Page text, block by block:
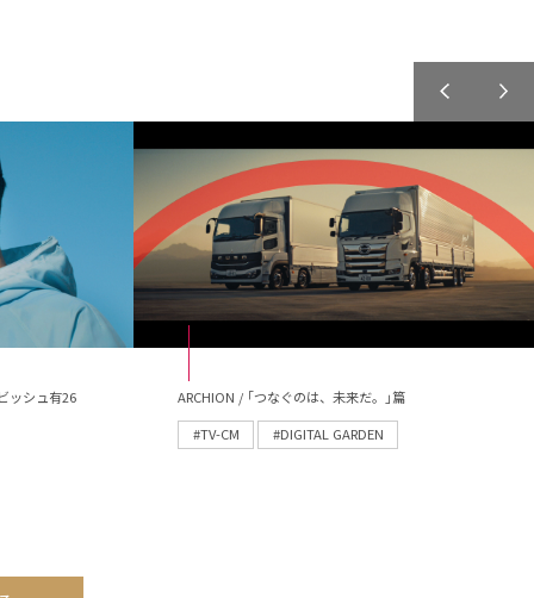
ッシュ有26
ARCHION / ｢つなぐのは、未来だ。｣篇
#TV-CM
#DIGITAL GARDEN